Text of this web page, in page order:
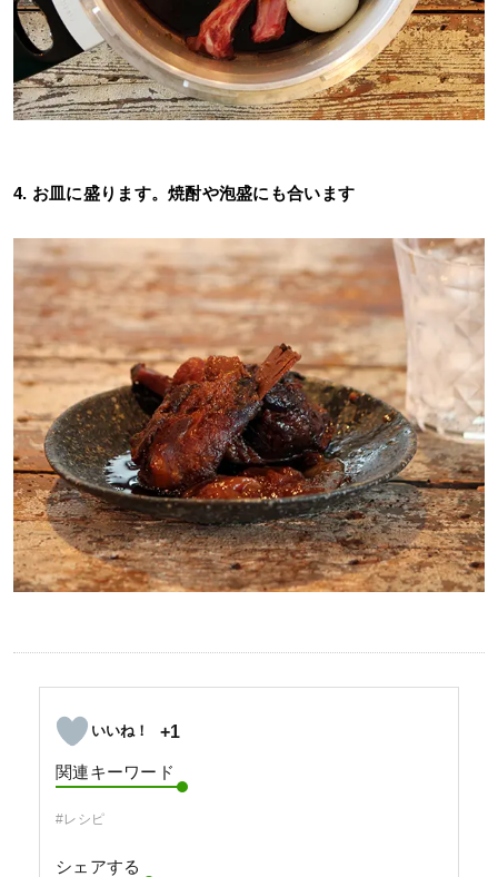
4. お皿に盛ります。焼酎や泡盛にも合います
+1
関連キーワード
#レシピ
シェアする